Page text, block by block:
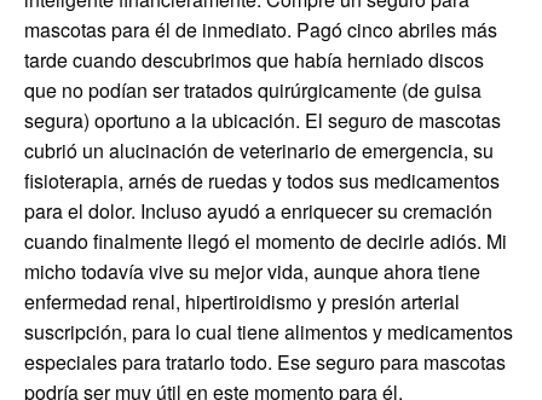
mascotas para él de inmediato. Pagó cinco abriles más
tarde cuando descubrimos que había herniado discos
que no podían ser tratados quirúrgicamente (de guisa
segura) oportuno a la ubicación. El seguro de mascotas
cubrió un alucinación de veterinario de emergencia, su
fisioterapia, arnés de ruedas y todos sus medicamentos
para el dolor. Incluso ayudó a enriquecer su cremación
cuando finalmente llegó el momento de decirle adiós. Mi
micho todavía vive su mejor vida, aunque ahora tiene
enfermedad renal, hipertiroidismo y presión arterial
suscripción, para lo cual tiene alimentos y medicamentos
especiales para tratarlo todo. Ese seguro para mascotas
podría ser muy útil en este momento para él.